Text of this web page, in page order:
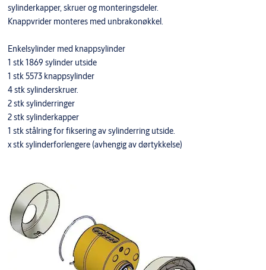
sylinderkapper, skruer og monteringsdeler.
Knappvrider monteres med unbrakonøkkel.
Enkelsylinder med knappsylinder
1 stk 1869 sylinder utside
1 stk 5573 knappsylinder
4 stk sylinderskruer.
2 stk sylinderringer
2 stk sylinderkapper
1 stk stålring for fiksering av sylinderring utside.
x stk sylinderforlengere (avhengig av dørtykkelse)